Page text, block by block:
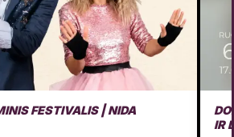
FESTIVALIS | NIDA
IR